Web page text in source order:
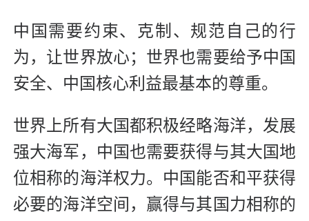
中国需要约束、克制、规范自己的行
为，让世界放心；世界也需要给予中国
安全、中国核心利益最基本的尊重。
世界上所有大国都积极经略海洋，发展
强大海军，中国也需要获得与其大国地
位相称的海洋权力。中国能否和平获得
必要的海洋空间，赢得与其国力相称的